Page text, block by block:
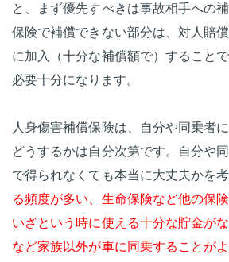
と、まず優先すべきは事故相手への
保険で補償できない部分は、対人賠
に加入（十分な補償額で）すること
必要十分になります。
人身傷害補償保険は、自分や同乗者
どうするかは自分次第です。自分や
で得られなくても本当に大丈夫かを考
る頻度が多い、生命保険など他の保
いざという時に使える十分な貯金が
など家族以外が車に同乗することが